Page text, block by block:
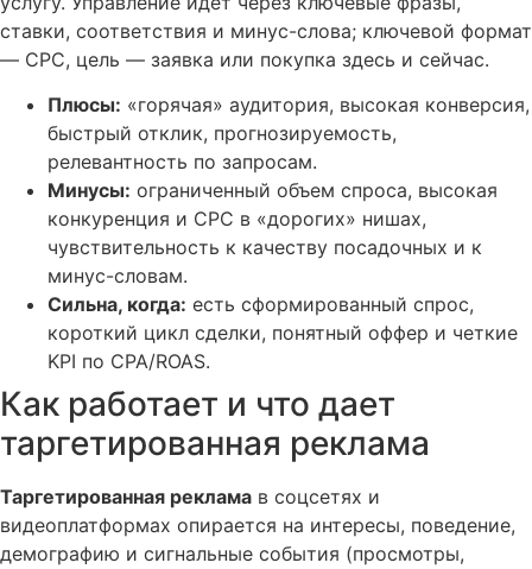
ставки, соответствия и минус-слова; ключевой формат
— CPC, цель — заявка или покупка здесь и сейчас.
Плюсы: «горячая» аудитория, высокая конверсия,
быстрый отклик, прогнозируемость,
релевантность по запросам.
Минусы: ограниченный объем спроса, высокая
конкуренция и CPC в «дорогих» нишах,
чувствительность к качеству посадочных и к
минус-словам.
Сильна, когда: есть сформированный спрос,
короткий цикл сделки, понятный оффер и четкие
KPI по CPA/ROAS.
Как работает и что дает
таргетированная реклама
Таргетированная реклама в соцсетях и
видеоплатформах опирается на интересы, поведение,
демографию и сигнальные события (просмотры,